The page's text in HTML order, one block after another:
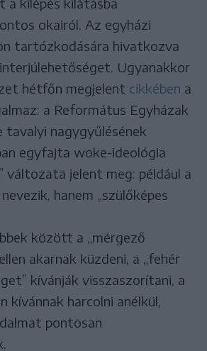
a kilépés kilátásba
okairól. Az egyházi
tartózkodására hivatkozva
Ugyanakkor
hétfőn megjelent cikkében a
a Református Egyházak
tavalyi nagygyűlésének
egyfajta woke-ideológia
változata jelent meg: például a
hanem „szülőképes
között a „mérgező
akarnak küzdeni, a „fehér
kívánják visszaszorítani, a
kívánnak harcolni anélkül,
pontosan